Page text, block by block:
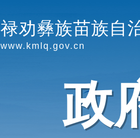
禄劝彝族苗族自
www.kmlq.gov.cn
政